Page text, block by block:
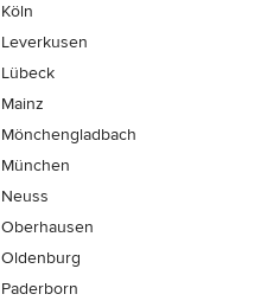
Köln
Leverkusen
Lübeck
Mainz
Mönchen­gladbach
München
Neuss
Oberhausen
Oldenburg
Paderborn